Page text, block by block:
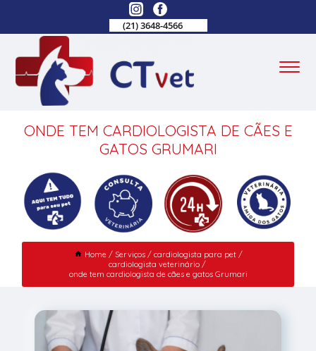
(21) 3648-4566
ONDE TEM CARDIOLOGISTA DE CÃES E
GATOS GRUMARI
Home Serviços
cardiologista para pet
cardiologista veterinário
onde tem cardiologista de cães e gatos Grumari